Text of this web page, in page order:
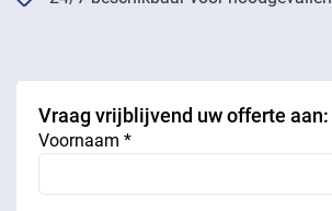
Vraag vrijblijvend uw offerte aan:
Voornaam *